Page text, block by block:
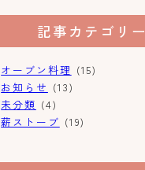
記事カテゴリー
オーブン料理 (15)
お知らせ (13)
未分類 (4)
薪ストーブ (19)